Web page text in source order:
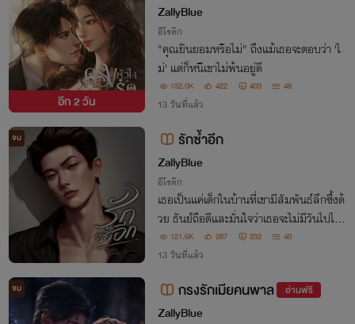
อีก2 วัน
ZallyBlue
อีโรติก
"คุณยินยอมหรือไม่" ถึงแม้เธอจะตอบว่า 'ไ
ม่' แต่ก็หนีเขาไม่พ้นอยู่ดี
132.0K 422 403 48
13 วันที่แล้ว
จบ รักซ้ำอีก
ZallyBlue
อีโรติก
เธอเป็นแค่เด็กในบ้านที่เขามีสัมพันธ์ลึกซึ้งด้
วย ธันย์ถือดีและมั่นใจว่าเธอจะไม่มีวันไปไห
นได้ ทว่าวันที่หญิงสาวใกล้เรียนจบเธอกลับ
พร้อมจะจากไป...
121.6K 287 232 40
13 วันที่แล้ว
จบ กรงรักเมียคนพาล อ่านฟรี
ZallyBlue